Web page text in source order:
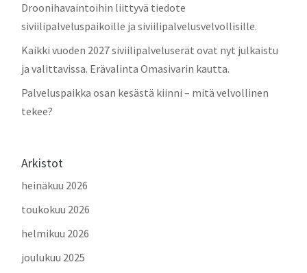
Droonihavaintoihin liittyvä tiedote
siviilipalveluspaikoille ja siviilipalvelusvelvollisille.
Kaikki vuoden 2027 siviilipalveluserät ovat nyt julkaistu
ja valittavissa. Erävalinta Omasivarin kautta.
Palveluspaikka osan kesästä kiinni – mitä velvollinen
tekee?
Arkistot
heinäkuu 2026
toukokuu 2026
helmikuu 2026
joulukuu 2025